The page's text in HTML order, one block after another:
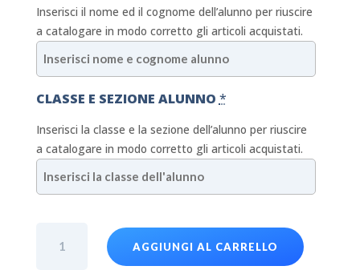
Inserisci il nome ed il cognome dell’alunno per riuscire
a catalogare in modo corretto gli articoli acquistati.
CLASSE E SEZIONE ALUNNO *
Inserisci la classe e la sezione dell’alunno per riuscire
a catalogare in modo corretto gli articoli acquistati.
Pantaloni
AGGIUNGI AL CARRELLO